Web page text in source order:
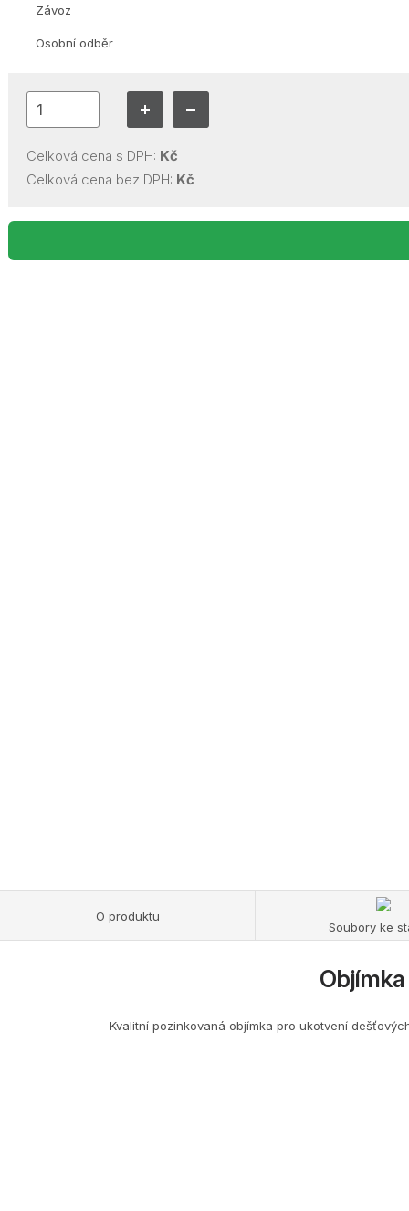
Závoz
Osobní odběr
Celková cena s DPH: Kč
Celková cena bez DPH: Kč
O produktu
Soubory ke
Kvalitní pozinkovaná objímka pro ukotvení